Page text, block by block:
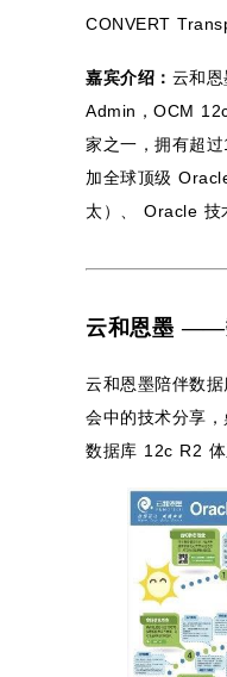
CONVERT
嘉宾介绍： 云和
Admin，OCM
家之一，拥有超
加全球顶级
太）、 Oracle 技
云和恩墨 ——
云和恩墨陪伴数
会中的技术分享
数据库 12c R2 体